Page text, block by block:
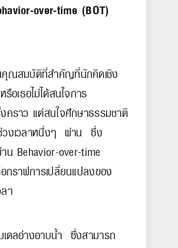
over-time (BOT)
คุณสมบัติที่สำคัญที่นักคิดเชิง
อเธอไม่ได้สนใจการ
คราว แต่สนใจศึกษาธรรมชาติ
วงเวลาหนึ่งๆ ผ่าน ซึ่ง
น Behavior-over-time
ราฟการเปลี่ยนแปลงของ
า
เดลอ่างอาบน้ำ ซึ่งสามารถ